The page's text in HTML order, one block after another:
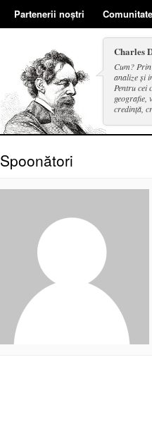
Partenerii noștri
Charles
Cum?
analize și
Pentru cei
geografie,
credință,
Spoonători